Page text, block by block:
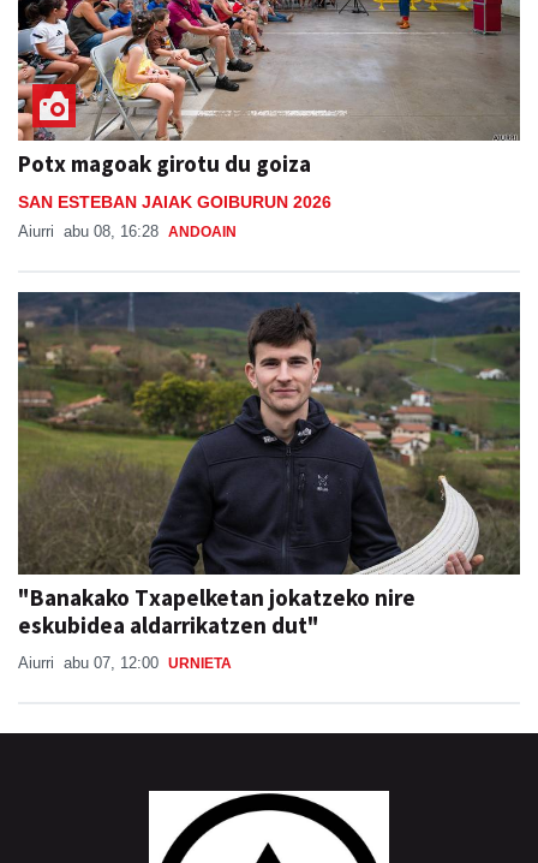
Potx magoak girotu du goiza
SAN ESTEBAN JAIAK GOIBURUN 2026
Aiurri abu 08, 16:28 ANDOAIN
"Banakako Txapelketan jokatzeko nire
eskubidea aldarrikatzen dut"
Aiurri abu 07, 12:00 URNIETA